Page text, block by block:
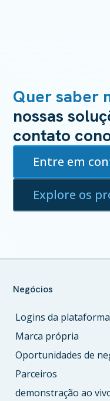
Quer saber
nossas
contato
Entre em
Explore os
Negócios
Logins da plataforma
Marca própria
Oportunidades de
Parceiros
demonstração ao